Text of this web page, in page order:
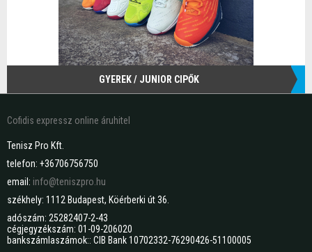
GYEREK / JUNIOR CIPŐK
Cofidis expressz online áruhitel
Tenisz Pro Kft.
telefon: +36706756750
email: info@teniszpro.hu
székhely: 1112 Budapest, Köérberki út 36.
adószám: 25282407-2-43
cégjegyzékszám: 01-09-206020
bankszámlaszámok:: CIB Bank 10702332-76290426-51100005